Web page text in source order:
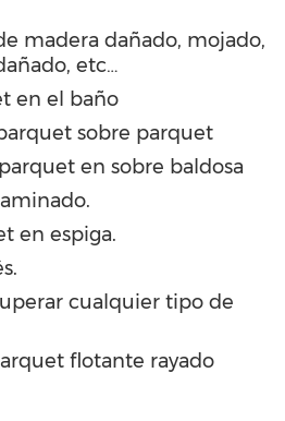
madera dañado, mojado,
etc…
en el baño
sobre parquet
en sobre baldosa
en espiga.
cualquier tipo de
flotante rayado